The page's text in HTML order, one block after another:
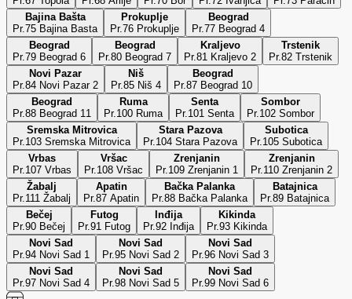
Bajina Bašta
Pr.75 Bajina Basta
Prokuplje
Pr.76 Prokuplje
Beograd
Pr.77 Beograd 4
Beograd
Pr.79 Beograd 6
Beograd
Pr.80 Beograd 7
Kraljevo
Pr.81 Kraljevo 2
Trstenik
Pr.82 Trstenik
Novi Pazar
Pr.84 Novi Pazar 2
Niš
Pr.85 Niš 4
Beograd
Pr.87 Beograd 10
Beograd
Pr.88 Beograd 11
Ruma
Pr.100 Ruma
Senta
Pr.101 Senta
Sombor
Pr.102 Sombor
Sremska Mitrovica
Pr.103 Sremska Mitrovica
Stara Pazova
Pr.104 Stara Pazova
Subotica
Pr.105 Subotica
Vrbas
Pr.107 Vrbas
Vršac
Pr.108 Vršac
Zrenjanin
Pr.109 Zrenjanin 1
Zrenjanin
Pr.110 Zrenjanin 2
Žabalj
Pr.111 Žabalj
Apatin
Pr.87 Apatin
Bačka Palanka
Pr.88 Bačka Palanka
Batajnica
Pr.89 Batajnica
Bečej
Pr.90 Bečej
Futog
Pr.91 Futog
Inđija
Pr.92 Inđija
Kikinda
Pr.93 Kikinda
Novi Sad
Pr.94 Novi Sad 1
Novi Sad
Pr.95 Novi Sad 2
Novi Sad
Pr.96 Novi Sad 3
Novi Sad
Pr.97 Novi Sad 4
Novi Sad
Pr.98 Novi Sad 5
Novi Sad
Pr.99 Novi Sad 6